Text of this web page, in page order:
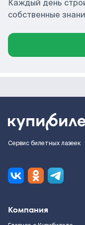
Каждый день
собственные
Сервис билетных лазеек
Компания